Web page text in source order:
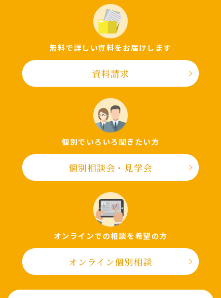
無料で詳しい資料をお届けします
資料請求
個別でいろいろ聞きたい⽅
個別相談会・⾒学会
オンラインでの相談を希望の⽅
オンライン個別相談